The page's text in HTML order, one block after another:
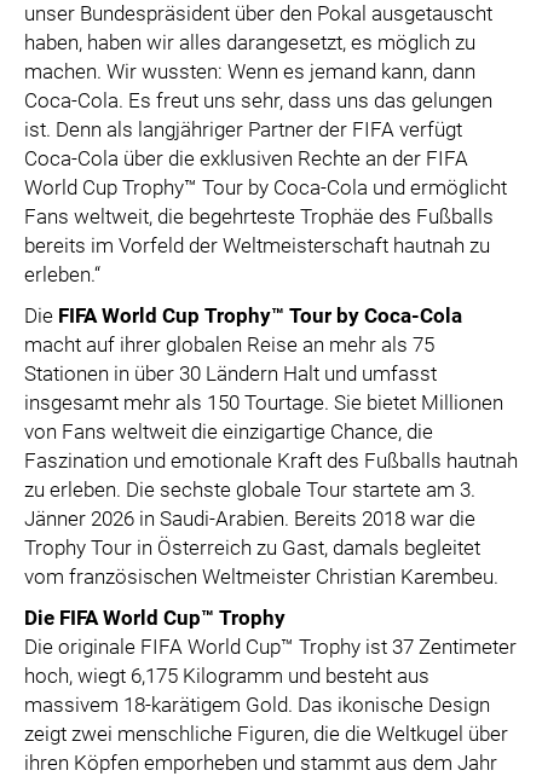
unser Bundespräsident über den Pokal ausgetauscht
haben, haben wir alles darangesetzt, es möglich zu
machen. Wir wussten: Wenn es jemand kann, dann
Coca-Cola. Es freut uns sehr, dass uns das gelungen
ist. Denn als langjähriger Partner der FIFA verfügt
Coca-Cola über die exklusiven Rechte an der FIFA
World Cup Trophy™ Tour by Coca-Cola und ermöglicht
Fans weltweit, die begehrteste Trophäe des Fußballs
bereits im Vorfeld der Weltmeisterschaft hautnah zu
erleben.“
Die FIFA World Cup Trophy™ Tour by Coca-Cola
macht auf ihrer globalen Reise an mehr als 75
Stationen in über 30 Ländern Halt und umfasst
insgesamt mehr als 150 Tourtage. Sie bietet Millionen
von Fans weltweit die einzigartige Chance, die
Faszination und emotionale Kraft des Fußballs hautnah
zu erleben. Die sechste globale Tour startete am 3.
Jänner 2026 in Saudi-Arabien. Bereits 2018 war die
Trophy Tour in Österreich zu Gast, damals begleitet
vom französischen Weltmeister Christian Karembeu.
Die FIFA World Cup™ Trophy
Die originale FIFA World Cup™ Trophy ist 37 Zentimeter
hoch, wiegt 6,175 Kilogramm und besteht aus
massivem 18-karätigem Gold. Das ikonische Design
zeigt zwei menschliche Figuren, die die Weltkugel über
ihren Köpfen emporheben und stammt aus dem Jahr